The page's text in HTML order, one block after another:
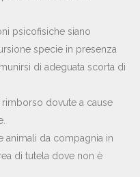
psicofisiche siano
specie in presenza
di adeguata scorta di
dovute a cause
animali da compagnia in
di tutela dove non è